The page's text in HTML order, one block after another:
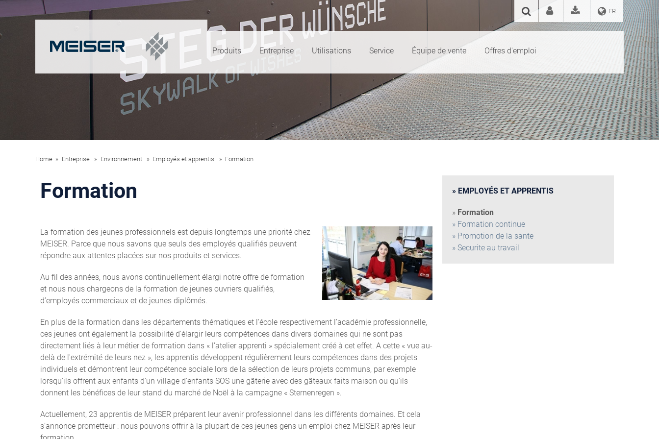
FR
Produits Entreprise Utilisations Service Équipe de vente Offres d'emploi
Home Entreprise Environnement Employés et apprentis Formation
Formation
La formation des jeunes professionnels est depuis longtemps une priorité chez
MEISER. Parce que nous savons que seuls des employés qualifiés peuvent
répondre aux attentes placées sur nos produits et services.
Au fil des années, nous avons continuellement élargi notre offre de formation
et nous nous chargeons de la formation de jeunes ouvriers qualifiés,
d’employés commerciaux et de jeunes diplômés.
En plus de la formation dans les départements thématiques et l'école respectivement l’académie professionnelle,
ces jeunes ont également la possibilité d'élargir leurs compétences dans divers domaines qui ne sont pas
directement liés à leur métier de formation dans « l'atelier apprenti » spécialement créé à cet effet. A cette « vue au-
delà de l'extrémité de leurs nez », les apprentis développent régulièrement leurs compétences dans des projets
individuels et démontrent leur compétence sociale lors de la sélection de leurs projets communs, par exemple
lorsqu'ils offrent aux enfants d'un village d'enfants SOS une gâterie avec des gâteaux faits maison ou qu'ils
donnent les bénéfices de leur stand du marché de Noël à la campagne « Sternenregen ».
Actuellement, 23 apprentis de MEISER préparent leur avenir professionnel dans les différents domaines. Et cela
s’annonce prometteur : nous pouvons offrir à la plupart de ces jeunes gens un emploi chez MEISER après leur
EMPLOYÉS ET APPRENTIS
Formation
Formation continue
Promotion de la sante
Securite au travail